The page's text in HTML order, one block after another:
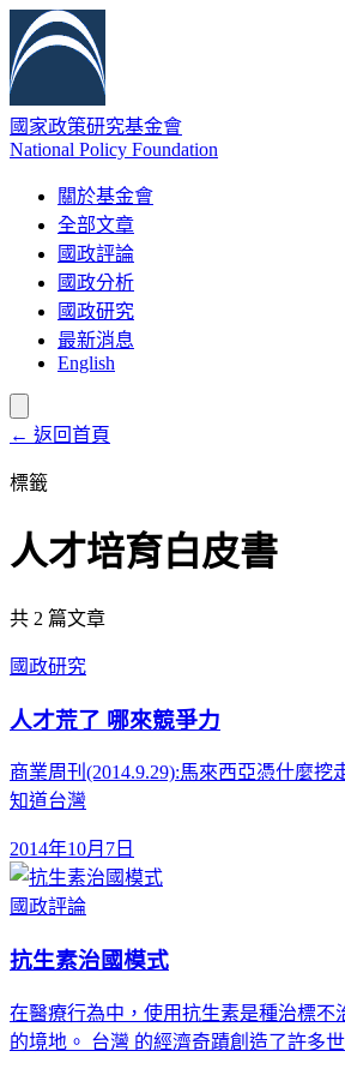
國家政策研究基金會
National Policy Foundation
關於基金會
全部文章
國政評論
國政分析
國政研究
最新消息
English
← 返回首頁
標籤
人才培育白皮書
共 2 篇文章
國政研究
人才荒了 哪來競爭力
商業周刊(2014.9.29):馬來西亞憑什麼挖
知道台灣
2014年10月7日
國政評論
抗生素治國模式
在醫療行為中，使用抗生素是種治標
的境地。 台灣 的經濟奇蹟創造了許多